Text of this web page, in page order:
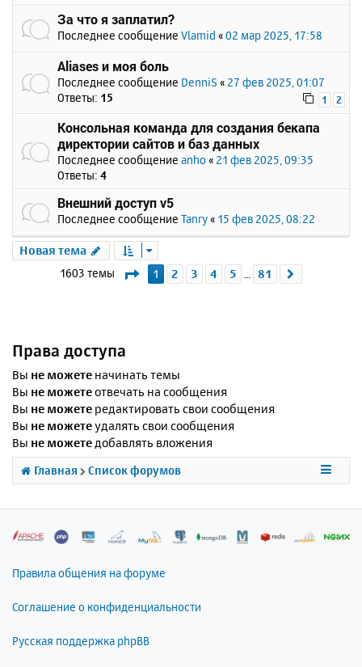
За что я заплатил?
Последнее сообщение Vlamid «02 мар 2025, 17:58
Aliases и моя боль
Последнее сообщение DenniS « 27 фев 2025, 01:07
Ответы: 15 1 2
Консольная команда для создания бекапа
директории сайтов и баз данных
Последнее сообщение anho « 21 фев 2025, 09:35
Ответы: 4
Внешний доступ v5
Последнее сообщение Tanry « 15 фев 2025, 08:22
Новая тема
1603 темы Страница1 из 81
1 2 3 4 5 … 81
Права доступа
Вы не можете начинать темы
Вы не можетеотвечать на сообщения
Вы не можете редактировать свои сообщения
Вы не можетеудалять свои сообщения
Вы не можетедобавлять вложения
Главная Список форумов
Правила общения на форуме
Соглашение о конфиденциальности
Русская поддержка phpBB